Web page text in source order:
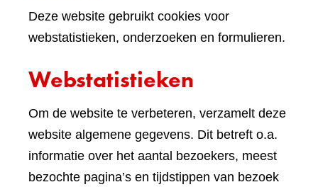
Deze website gebruikt cookies voor
webstatistieken, onderzoeken en formulieren.
Webstatistieken
Om de website te verbeteren, verzamelt deze
website algemene gegevens. Dit betreft o.a.
informatie over het aantal bezoekers, meest
bezochte pagina’s en tijdstippen van bezoek